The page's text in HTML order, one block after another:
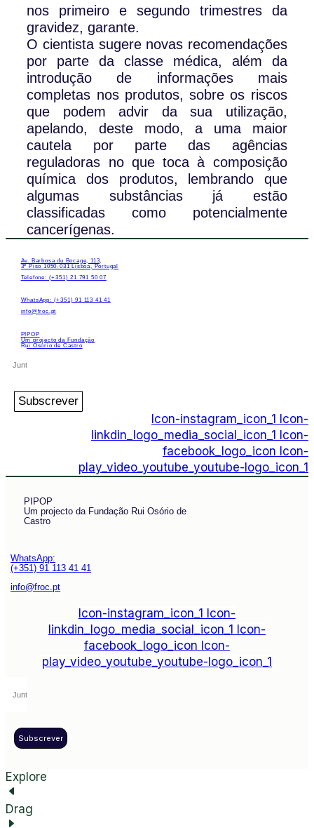
nos primeiro e segundo trimestres da
gravidez, garante.
O cientista sugere novas recomendações
por parte da classe médica, além da
introdução de informações mais
completas nos produtos, sobre os riscos
que podem advir da sua utilização,
apelando, deste modo, a uma maior
cautela por parte das agências
reguladoras no que toca à composição
química dos produtos, lembrando que
algumas substâncias já estão
classificadas como potencialmente
cancerígenas.
Av. Barbosa du Bocage, 113,
3º Piso 1050-031 Lisboa, Portugal
Telefone: (+351) 21 791 50 07
WhatsApp: (+351) 91 113 41 41
info@froc.pt
PIPOP
Um projecto da Fundação
Rui Osório de Castro
Subscrever
Icon-instagram_icon_1
Icon-
linkdin_logo_media_social_icon_1
Icon-
facebook_logo_icon Icon-
play_video_youtube_youtube-logo_icon_1
PIPOP
Um projecto da Fundação Rui Osório de
Castro
WhatsApp:
(+351) 91 113 41 41
info@froc.pt
Icon-instagram_icon_1
Icon-
linkdin_logo_media_social_icon_1
Icon-
facebook_logo_icon Icon-
play_video_youtube_youtube-logo_icon_1
Subscrever
Explore
Drag